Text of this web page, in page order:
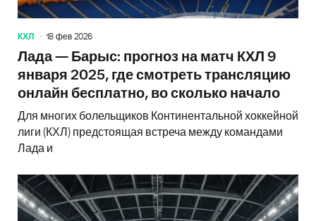
КХЛ 18 фев 2026
Лада — Барыс: прогноз на матч КХЛ 9
января 2025, где смотреть трансляцию
онлайн бесплатно, во сколько начало
Для многих болельщиков Континентальной хоккейной
лиги (КХЛ) предстоящая встреча между командами
Лада и